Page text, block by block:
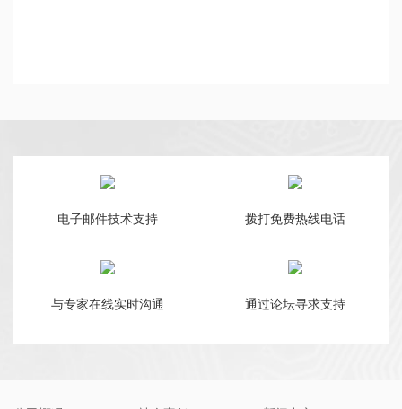
电子邮件技术支持 拨打免费热线电话
与专家在线实时沟通 通过论坛寻求支持